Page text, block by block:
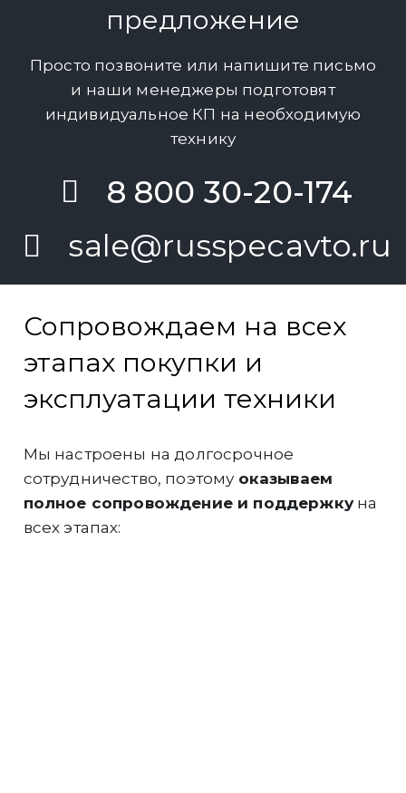
предложение
Просто позвоните или напишите письмо
и наши менеджеры подготовят
индивидуальное КП на необходимую
технику
8 800 30-20-174
sale@russpecavto.ru
Сопровождаем на всех
этапах покупки и
эксплуатации техники
Мы настроены на долгосрочное
сотрудничество, поэтому оказываем
полное сопровождение и поддержкуна
всех этапах: